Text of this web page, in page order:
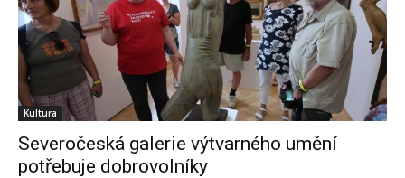
Kultura
Severočeská galerie výtvarného umění
potřebuje dobrovolníky